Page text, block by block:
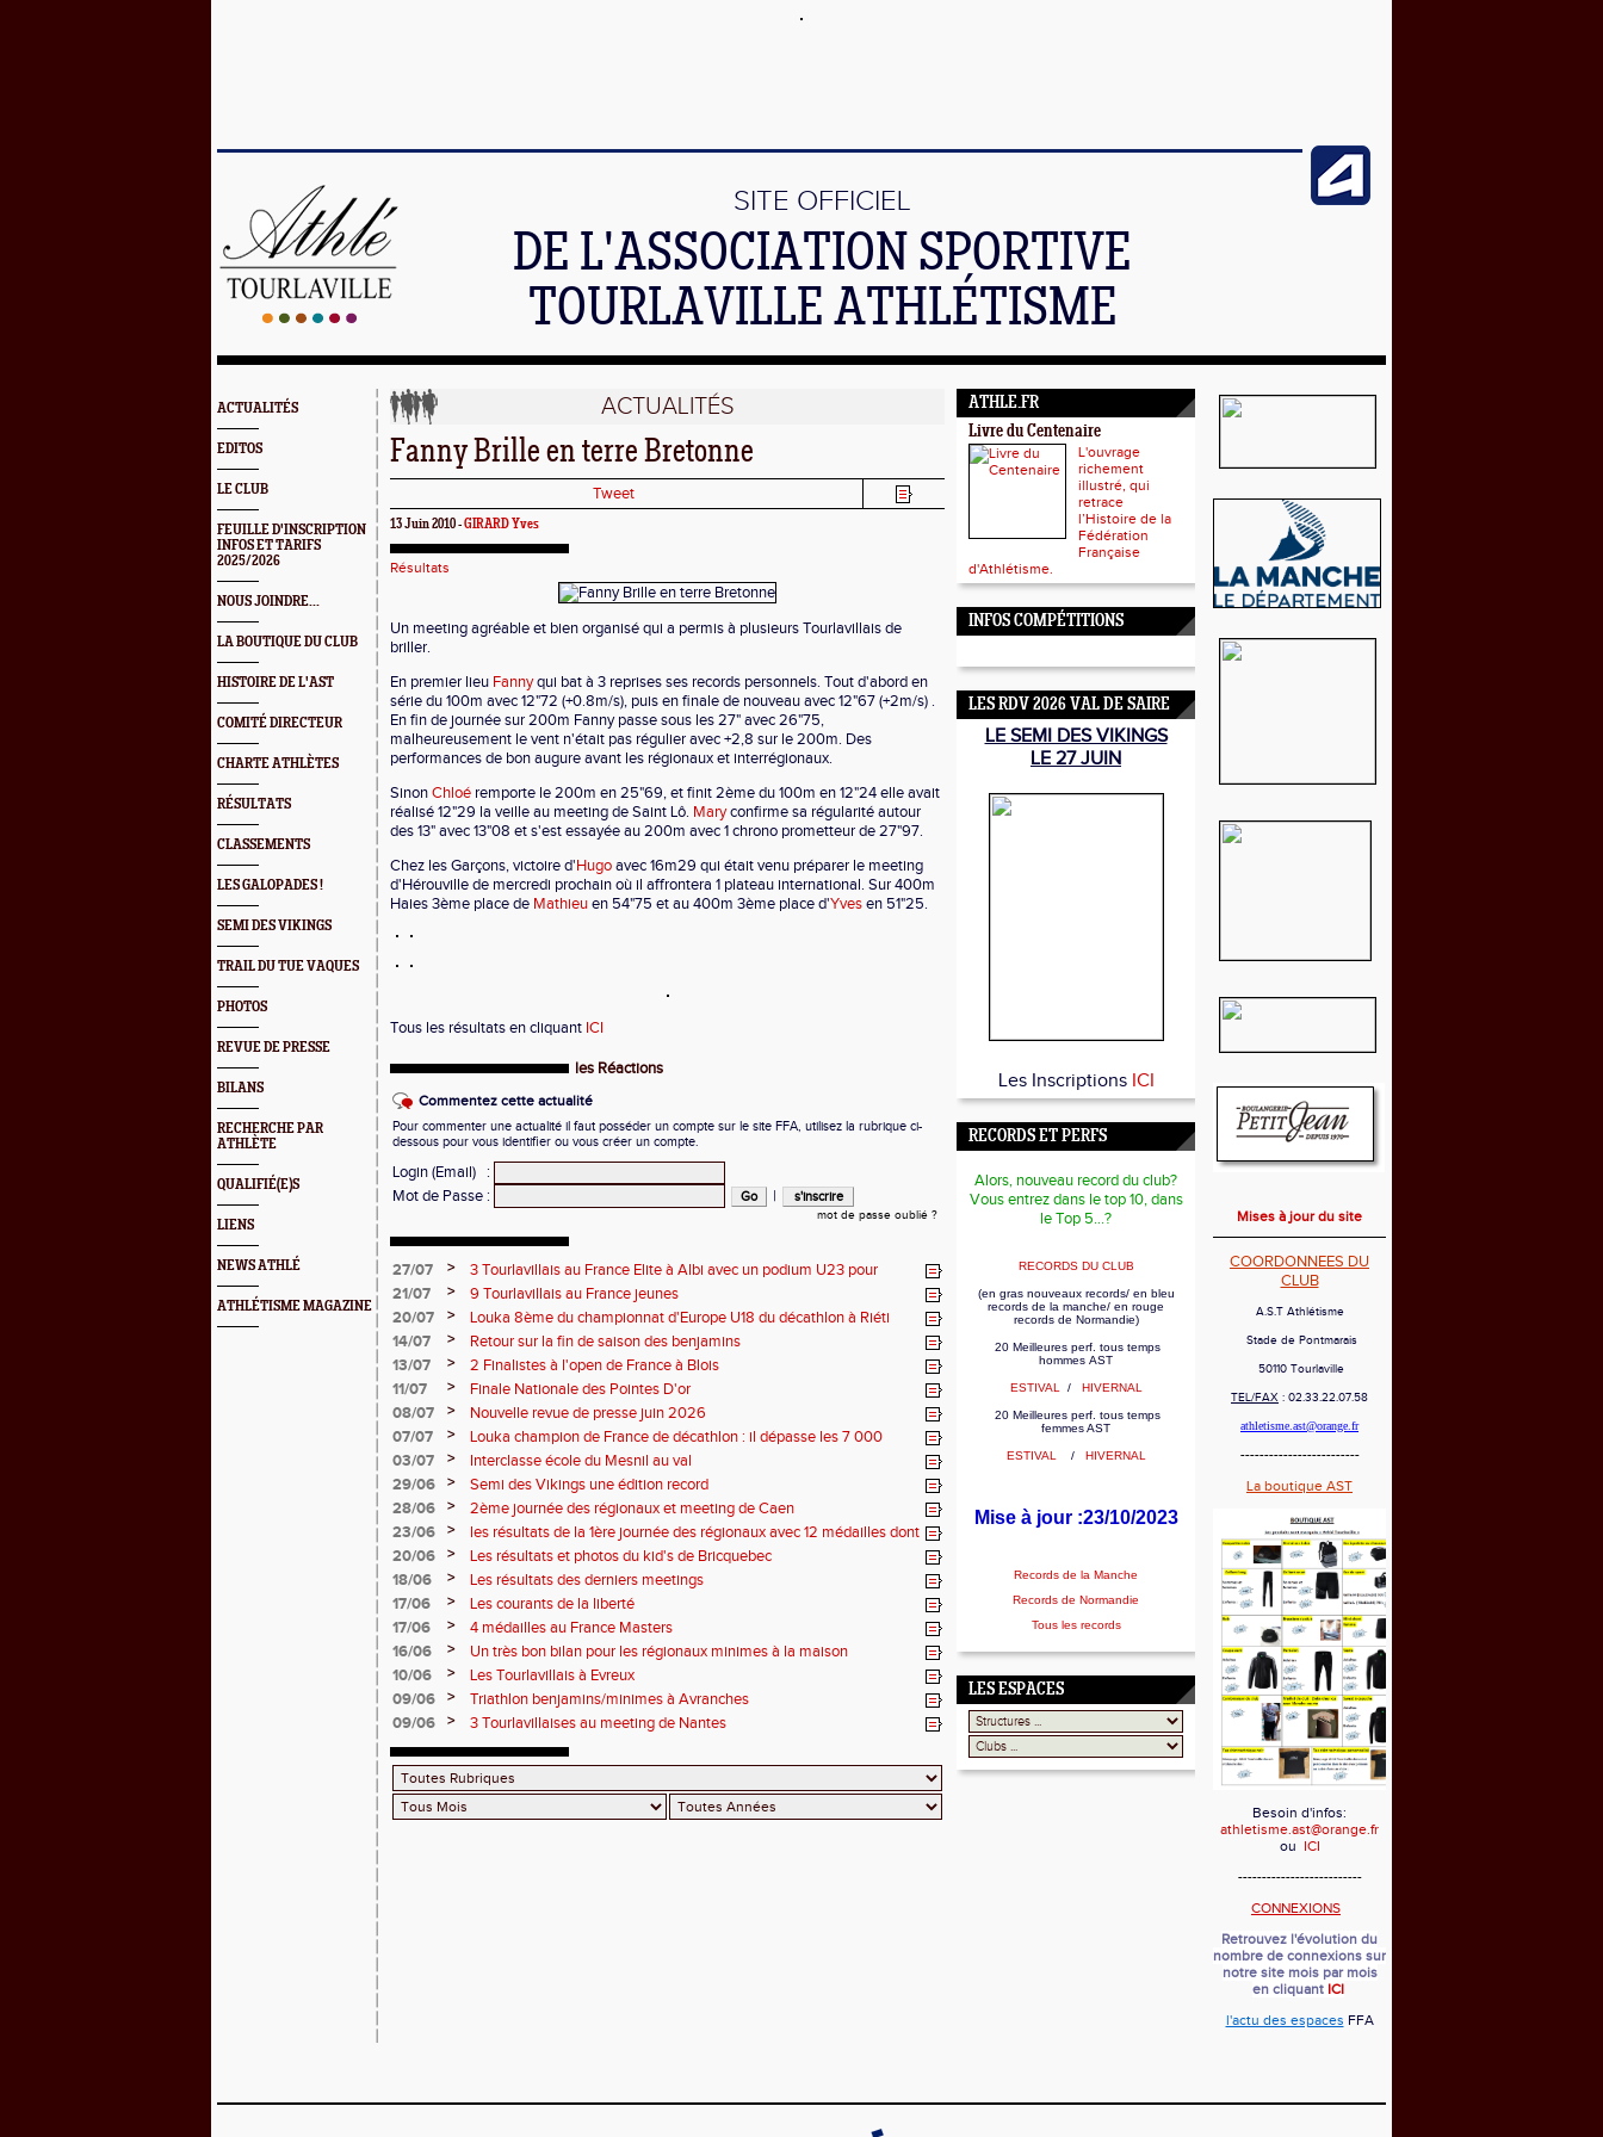
SITE OFFICIEL
DE L'ASSOCIATION SPORTIVE
TOURLAVILLE ATHLÉTISME
ACTUALITÉS
EDITOS
LE CLUB
FEUILLE D'INSCRIPTION
INFOS ET TARIFS
2025/2026
NOUS JOINDRE...
LA BOUTIQUE DU CLUB
HISTOIRE DE L'AST
COMITÉ DIRECTEUR
CHARTE ATHLÈTES
RÉSULTATS
CLASSEMENTS
LES GALOPADES !
SEMI DES VIKINGS
TRAIL DU TUE VAQUES
PHOTOS
REVUE DE PRESSE
BILANS
RECHERCHE PAR
ATHLÈTE
QUALIFIÉ(E)S
LIENS
NEWS ATHLÉ
ATHLÉTISME MAGAZINE
ACTUALITÉS
Fanny Brille en terre Bretonne
Tweet
13 Juin 2010 -GIRARD Yves
Résultats
Un meeting agréable et bien organisé qui a permis à plusieurs Tourlavillais de
briller.
En premier lieu Fannyqui bat à 3 reprises ses records personnels. Tout d'abord en
série du 100m avec 12"72 (+0.8m/s), puis en finale de nouveau avec 12"67 (+2m/s) .
En fin de journée sur 200m Fanny passe sous les 27" avec 26"75,
malheureusement le vent n'était pas régulier avec +2,8 sur le 200m. Des
performances de bon augure avant les régionaux et interrégionaux.
SinonChloé remporte le 200m en 25"69, et finit 2ème du 100m en 12"24 elle avait
réalisé 12"29 la veille au meeting de Saint Lô. Maryconfirme sa régularité autour
des 13" avec 13"08 et s'est essayée au 200m avec 1 chrono prometteur de 27"97.
Chez les Garçons, victoire d'Hugoavec 16m29 qui était venu préparer le meeting
d'Hérouville de mercredi prochain où il affrontera 1 plateau international. Sur 400m
Haies 3ème place de Mathieuen 54"75 et au 400m 3ème place d'Yvesen 51"25.
Tous les résultats en cliquant ICI
les Réactions
Commentez cette actualité
Pour commenter une actualité il faut posséder un compte sur le site FFA, utilisez la rubrique ci-
dessous pour vous identifier ou vous créer un compte.
Login (Email)
:
Mot de Passe : |
mot de passe oublié ?
27/07 >
3 Tourlavillais au France Elite à Albi avec un podium U23 pour
Juliette
21/07 >
9 Tourlavillais au France jeunes
20/07
>
Louka 8ème du championnat d'Europe U18 du décathlon à Riéti
14/07
>
Retour sur la fin de saison des benjamins
13/07
>
2 Finalistes à l'open de France à Blois
11/07
>
Finale Nationale des Pointes D'or
08/07
>
Nouvelle revue de presse juin 2026
07/07
>
Louka champion de France de décathlon : il dépasse les 7 000
points !
03/07 >
Interclasse école du Mesnil au val
29/06
>
Semi des Vikings une édition record
28/06
>
2ème journée des régionaux et meeting de Caen
23/06
>
les résultats de la 1ère journée des régionaux avec 12 médailles dont
2 titres
20/06 >
Les résultats et photos du kid's de Bricquebec
18/06
>
Les résultats des derniers meetings
17/06
>
Les courants de la liberté
17/06
>
4 médailles au France Masters
16/06
>
Un très bon bilan pour les régionaux minimes à la maison
10/06
>
Les Tourlavillais à Evreux
09/06
>
Triathlon benjamins/minimes à Avranches
09/06
> 3 Tourlavillaises au meeting de Nantes
ATHLE.FR
Livre du Centenaire
L'ouvrage
richement
illustré, qui
retrace
l’Histoire de la
Fédération
Française
d'Athlétisme.
INFOS COMPÉTITIONS
LES RDV 2026 VAL DE SAIRE
LE SEMI DES VIKINGS
LE 27 JUIN
Les Inscriptions ICI
RECORDS ET PERFS
Alors, nouveau record du club?
Vous entrez dans le top 10, dans
le Top 5...?
RECORDS DU CLUB
(en gras nouveaux records/ en bleu
records de la manche/ en rouge
records de Normandie)
20 Meilleures perf. tous temps
hommes AST
ESTIVAL / HIVERNAL
20 Meilleures perf. tous temps
femmes AST
ESTIVAL / HIVERNAL
Mise à jour :23/10/2023
Records de la Manche
Records de Normandie
Tous les records
LES ESPACES
Mises à jour du site
COORDONNEES DU
CLUB
A.S.T Athlétisme
Stade de Pontmarais
50110 Tourlaville
TEL/FAX : 02.33.22.07.58
athletisme.ast@orange.fr
-------------------------
La boutique AST
Besoin d'infos:
athletisme.ast@orange.fr
ou ICI
--------------------------
CONNEXIONS
Retrouvez l'évolution du
nombre de connexions sur
notre site mois par mois
en cliquant ICI
l'actu des espaces FFA